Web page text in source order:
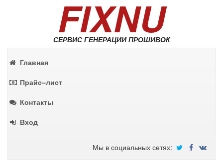
FIXNU
СЕРВИС ГЕНЕРАЦИИ ПРОШИВОК
Главная
Прайс–лист
Контакты
Вход
Мы в социальных сетях: